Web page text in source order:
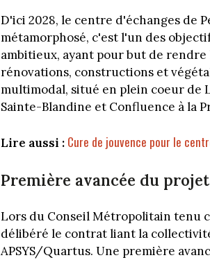
D'ici 2028, le centre d'échanges de
métamorphosé, c'est l'un des
ambitieux, ayant pour but de
rénovations, constructions et
multimodal, situé en plein coeur de
Sainte-Blandine et Confluence à la
Lire aussi : Cure de jouvence pour le
Première avancée du projet
Lors du Conseil Métropolitain tenu
délibéré le contrat liant la
APSYS/Quartus. Une première